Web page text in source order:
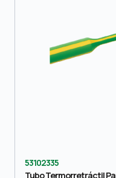
53102335
Tubo Termorretráctil